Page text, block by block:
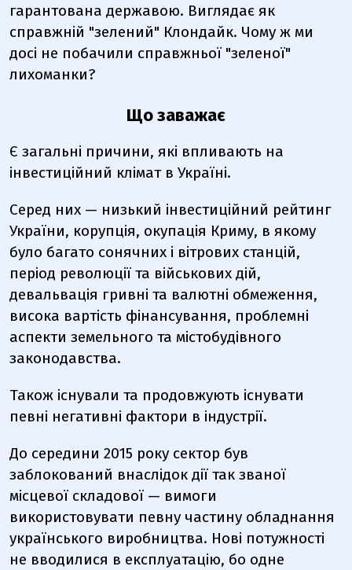
гарантована державою. Виглядає як
справжній "зелений" Клондайк. Чому ж ми
досі не побачили справжньої "зеленої"
лихоманки?
Що заважає
Є загальні причини, які впливають на
інвестиційний клімат в Україні.
Серед них — низький інвестиційний рейтинг
України, корупція, окупація Криму, в якому
було багато сонячних і вітрових станцій,
період революції та військових дій,
девальвація гривні та валютні обмеження,
висока вартість фінансування, проблемні
аспекти земельного та містобудівного
законодавства.
Також існували та продовжують існувати
певні негативні фактори в індустрії.
До середини 2015 року сектор був
заблокований внаслідок дії так званої
місцевої складової — вимоги
використовувати певну частину обладнання
українського виробництва. Нові потужності
не вводилися в експлуатацію, бо одне